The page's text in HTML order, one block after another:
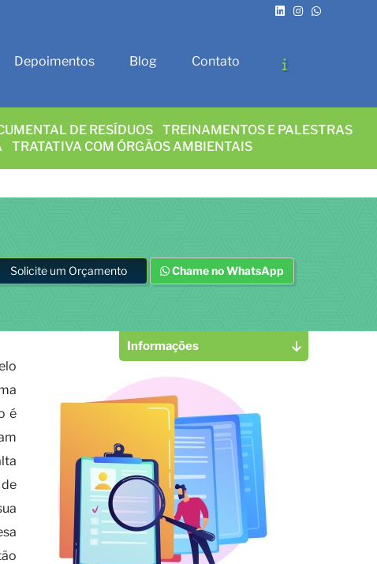
Depoimentos Blog Contato
DE RESÍDUOS
TREINAMENTOS E PALESTRAS
TRATATIVA COM ÓRGÃOS AMBIENTAIS
Solicite um Orçamento Chame no WhatsApp
é
Informações